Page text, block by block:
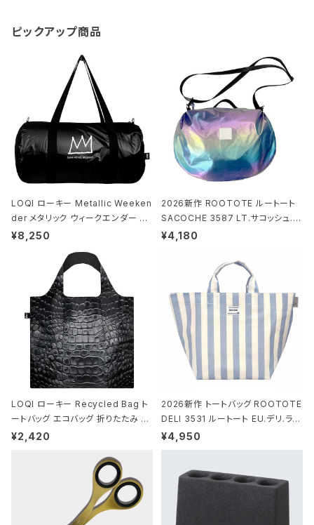
ピックアップ商品
LOQI ローキー Metallic Weeken
der メタリック ウィークエンダー ボ
ストンバッグ ショルダーバッグ JEAN
ck ジャン=ミッシェル・バスキア/クラ
ウン ブラック
¥8,250
2026新作 ROOTOTE ルートート
SACOCHE 3587 LT.サコッシュ.ル
ミエ-B ショルダーバッグ グロスネイ
¥4,180
LOQI ローキー Recycled Bag ト
ートバッグ エコバッグ 折りたたみ 大
きめ 撥水加工 収納ポーチ CROCO
¥2,420
2026新作 トートバッグ ROOTOTE
DELI 3531 ルートート EU.デリ.ラミ
ネート-W サックス・ホワイト
¥4,950